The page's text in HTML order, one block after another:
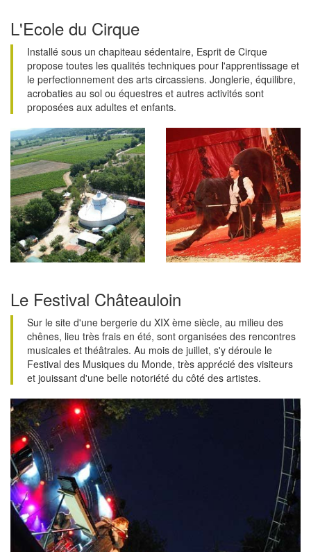
L'Ecole du Cirque
Installé sous un chapiteau sédentaire, Esprit de Cirque
propose toutes les qualités techniques pour l'apprentissage et
le perfectionnement des arts circassiens. Jonglerie, équilibre,
acrobaties au sol ou équestres et autres activités sont
proposées aux adultes et enfants.
Le Festival Châteauloin
Sur le site d'une bergerie du XIX ème siècle, au milieu des
chênes, lieu très frais en été, sont organisées des rencontres
musicales et théâtrales. Au mois de juillet, s'y déroule le
Festival des Musiques du Monde, très apprécié des visiteurs
et jouissant d'une belle notoriété du côté des artistes.